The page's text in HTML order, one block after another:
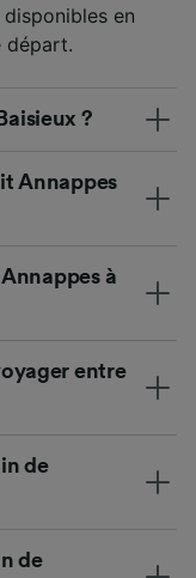
en
départ.
?
Annappes
à
entre
de
de